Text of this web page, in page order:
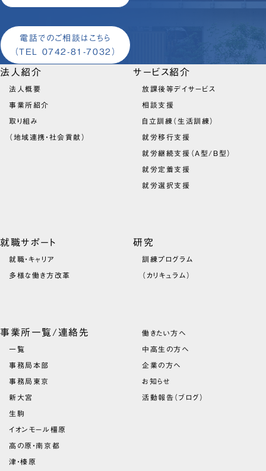
電話でのご相談はこちら
（TEL 0742-81-7032）
法人紹介
法人概要
事業所紹介
取り組み
（地域連携・社会貢献）
サービス紹介
放課後等デイサービス
相談支援
自立訓練（生活訓練）
就労移行支援
就労継続支援（A型/B型）
就労定着支援
就労選択支援
就職サポート
就職・キャリア
多様な働き方改革
研究
訓練プログラム
（カリキュラム）
事業所一覧/連絡先
一覧
事務局本部
事務局東京
新大宮
生駒
イオンモール橿原
高の原・南京都
津・榛原
働きたい方へ
中高生の方へ
企業の方へ
お知らせ
活動報告（ブログ）